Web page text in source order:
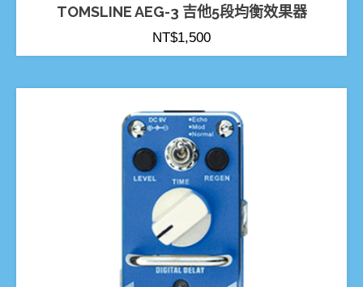
TOMSLINE AEG-3 吉他5段均衡效果器
NT$1,500